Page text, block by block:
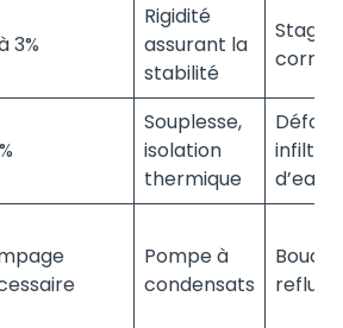
3%
Rigidité
assurant la
stabilité
Souplesse,
isolation
thermique
d’eau
Pompe à
condensats
reflux,